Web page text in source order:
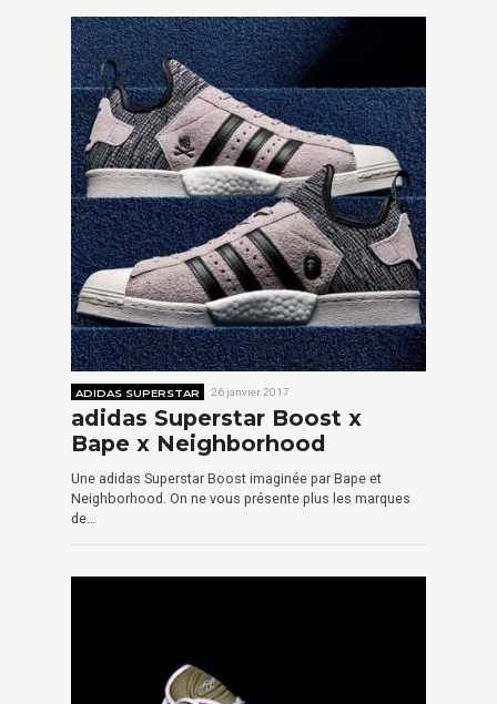
ADIDAS SUPERSTAR 26 janvier 2017
adidas Superstar Boost x
Bape x Neighborhood
Une adidas Superstar Boost imaginée par Bape et
Neighborhood. On ne vous présente plus les marques
de…